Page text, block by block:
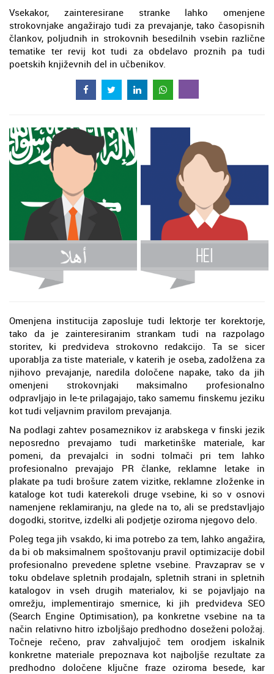
Vsekakor, zainteresirane stranke lahko omenjene
strokovnjake angažirajo tudi za prevajanje, tako časopisnih
člankov, poljudnih in strokovnih besedilnih vsebin različne
tematike ter revij kot tudi za obdelavo proznih pa tudi
poetskih književnih del in učbenikov.
Omenjena institucija zaposluje tudi lektorje ter korektorje,
tako da je zainteresiranim strankam tudi na razpolago
storitev, ki predvideva strokovno redakcijo. Ta se sicer
uporablja za tiste materiale, v katerih je oseba, zadolžena za
njihovo prevajanje, naredila določene napake, tako da jih
omenjeni strokovnjaki maksimalno profesionalno
odpravljajo in le-te prilagajajo, tako samemu finskemu jeziku
kot tudi veljavnim pravilom prevajanja.
Na podlagi zahtev posameznikov iz arabskega v finski jezik
neposredno prevajamo tudi marketinške materiale, kar
pomeni, da prevajalci in sodni tolmači pri tem lahko
profesionalno prevajajo PR članke, reklamne letake in
plakate pa tudi brošure zatem vizitke, reklamne zloženke in
kataloge kot tudi katerekoli druge vsebine, ki so v osnovi
namenjene reklamiranju, na glede na to, ali se predstavljajo
dogodki, storitve, izdelki ali podjetje oziroma njegovo delo.
Poleg tega jih vsakdo, ki ima potrebo za tem, lahko angažira,
da bi ob maksimalnem spoštovanju pravil optimizacije dobil
profesionalno prevedene spletne vsebine. Pravzaprav se v
toku obdelave spletnih prodajaln, spletnih strani in spletnih
katalogov in vseh drugih materialov, ki se pojavljajo na
omrežju, implementirajo smernice, ki jih predvideva SEO
(Search Engine Optimisation), pa konkretne vsebine na ta
način relativno hitro izboljšajo predhodno doseženi položaj.
Točneje rečeno, prav zahvaljujoč tem orodjem iskalnik
konkretne materiale prepoznava kot najboljše rezultate za
predhodno določene ključne fraze oziroma besede, kar